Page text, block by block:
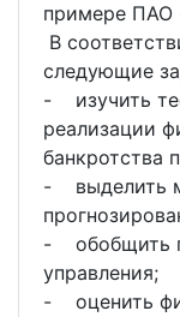
примере ПАО
В
следующие
- изучить
реализации
банкротства
- выделить
- обобщить
управления;
- оценить